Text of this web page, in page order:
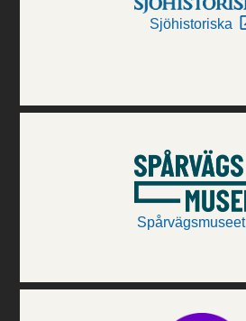
Sjöhistoriska
Spårvägsmuseet